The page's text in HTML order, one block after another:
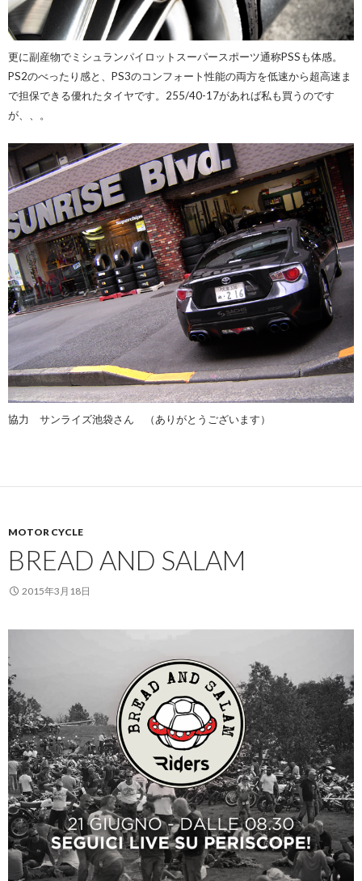
更に副産物でミシュランパイロットスーパースポーツ通称PSSも体感。
PS2のべったり感と、PS3のコンフォート性能の両方を低速から超高速ま
で担保できる優れたタイヤです。255/40-17があれば私も買うのです
が、、。
協力 サンライズ池袋さん （ありがとうございます）
MOTOR CYCLE
BREAD AND SALAM
2015年3月18日